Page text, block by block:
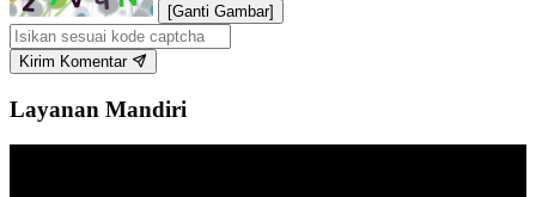
[Ganti Gambar]
Kirim Komentar
Layanan Mandiri